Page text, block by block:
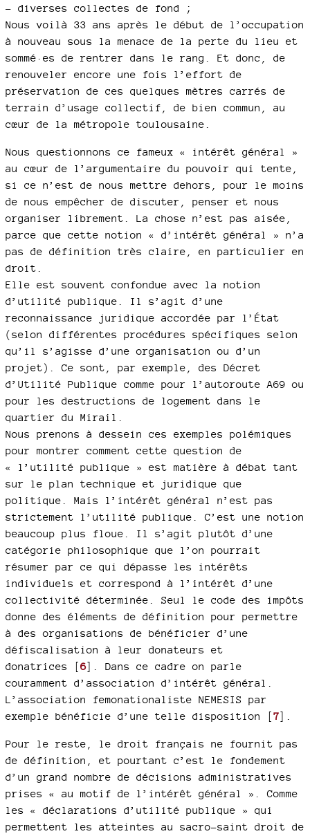
- diverses collectes de fond ;
Nous voilà 33 ans après le début de l’occupation
à nouveau sous la menace de la perte du lieu et
sommé·es de rentrer dans le rang. Et donc, de
renouveler encore une fois l’effort de
préservation de ces quelques mètres carrés de
terrain d’usage collectif, de bien commun, au
cœur de la métropole toulousaine.
Nous questionnons ce fameux « intérêt général »
au cœur de l’argumentaire du pouvoir qui tente,
si ce n’est de nous mettre dehors, pour le moins
de nous empêcher de discuter, penser et nous
organiser librement. La chose n’est pas aisée,
parce que cette notion « d’intérêt général » n’a
pas de définition très claire, en particulier en
droit.
Elle est souvent confondue avec la notion
d’utilité publique. Il s’agit d’une
reconnaissance juridique accordée par l’État
(selon différentes procédures spécifiques selon
qu’il s’agisse d’une organisation ou d’un
projet). Ce sont, par exemple, des Décret
d’Utilité Publique comme pour l’autoroute A69 ou
pour les destructions de logement dans le
quartier du Mirail.
Nous prenons à dessein ces exemples polémiques
pour montrer comment cette question de
« l’utilité publique » est matière à débat tant
sur le plan technique et juridique que
politique. Mais l’intérêt général n’est pas
strictement l’utilité publique. C’est une notion
beaucoup plus floue. Il s’agit plutôt d’une
catégorie philosophique que l’on pourrait
résumer par ce qui dépasse les intérêts
individuels et correspond à l’intérêt d’une
collectivité déterminée. Seul le code des impôts
donne des éléments de définition pour permettre
à des organisations de bénéficier d’une
défiscalisation à leur donateurs et
donatrices
[6]
. Dans ce cadre on parle
couramment d’association d’intérêt général.
L’association femonationaliste NEMESIS par
exemple bénéficie d’une telle disposition
[7]
Pour le reste, le droit français ne fournit pas
de définition, et pourtant c’est le fondement
d’un grand nombre de décisions administratives
prises « au motif de l’intérêt général ». Comme
les « déclarations d’utilité publique » qui
permettent les atteintes au sacro-saint droit de